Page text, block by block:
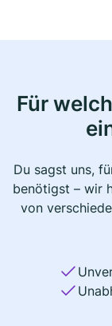
Für
Du sagst uns,
benötigst – wir
von